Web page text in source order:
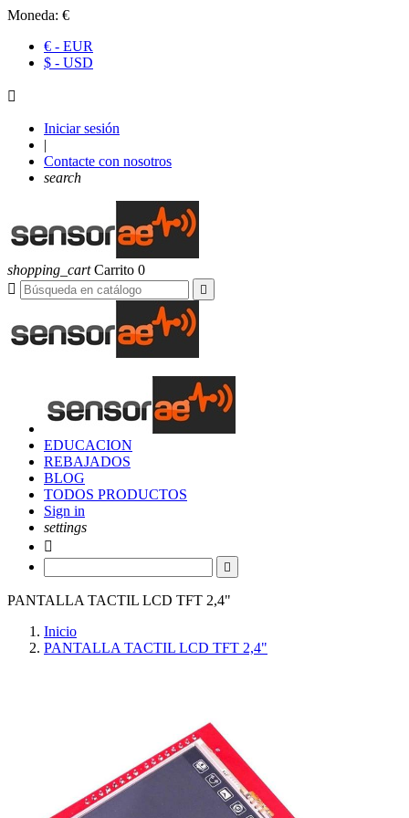
Moneda: €
€ - EUR
$ - USD

Iniciar sesión
|
Contacte con nosotros
search
shopping_cart Carrito 0


EDUCACION
REBAJADOS
BLOG
TODOS PRODUCTOS
Sign in
settings


PANTALLA TACTIL LCD TFT 2,4"
Inicio
PANTALLA TACTIL LCD TFT 2,4"